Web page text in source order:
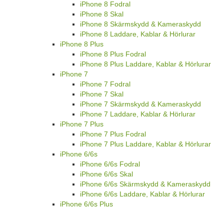
iPhone 8 Fodral
iPhone 8 Skal
iPhone 8 Skärmskydd & Kameraskydd
iPhone 8 Laddare, Kablar & Hörlurar
iPhone 8 Plus
iPhone 8 Plus Fodral
iPhone 8 Plus Laddare, Kablar & Hörlurar
iPhone 7
iPhone 7 Fodral
iPhone 7 Skal
iPhone 7 Skärmskydd & Kameraskydd
iPhone 7 Laddare, Kablar & Hörlurar
iPhone 7 Plus
iPhone 7 Plus Fodral
iPhone 7 Plus Laddare, Kablar & Hörlurar
iPhone 6/6s
iPhone 6/6s Fodral
iPhone 6/6s Skal
iPhone 6/6s Skärmskydd & Kameraskydd
iPhone 6/6s Laddare, Kablar & Hörlurar
iPhone 6/6s Plus